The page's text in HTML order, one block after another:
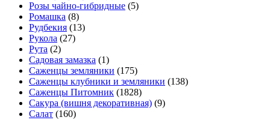
Розы чайно-гибридные (5)
Ромашка (8)
Рудбекия (13)
Рукола (27)
Рута (2)
Садовая замазка (1)
Саженцы земляники (175)
Саженцы клубники и земляники (138)
Саженцы Питомник (1828)
Сакура (вишня декоративная) (9)
Салат (160)